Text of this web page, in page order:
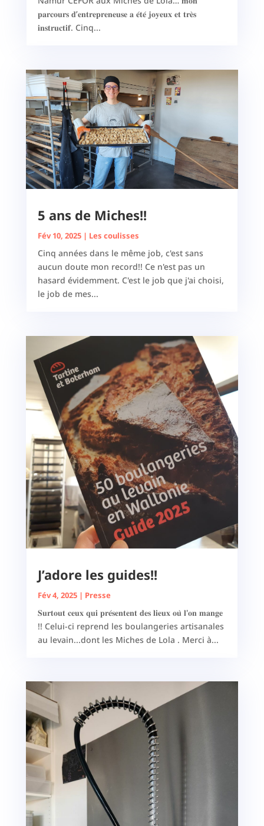
𝐩𝐚𝐫𝐜𝐨𝐮𝐫𝐬 𝐝’𝐞𝐧𝐭𝐫𝐞𝐩𝐫𝐞𝐧𝐞𝐮𝐬𝐞 𝐚 𝐞́𝐭𝐞́ 𝐣𝐨𝐲𝐞𝐮𝐱 𝐞𝐭 𝐭𝐫𝐞̀𝐬
𝐢𝐧𝐬𝐭𝐫𝐮𝐜𝐭𝐢𝐟. Cinq...
5 ans de Miches!!
Fév 10, 2025| Les coulisses
Cinq années dans le même job, c'est sans
aucun doute mon record!! Ce n'est pas un
hasard évidemment. C'est le job que j'ai choisi,
le job de mes...
J’adore les guides!!
Fév 4, 2025| Presse
𝐒𝐮𝐫𝐭𝐨𝐮𝐭 𝐜𝐞𝐮𝐱 𝐪𝐮𝐢 𝐩𝐫𝐞́𝐬𝐞𝐧𝐭𝐞𝐧𝐭 𝐝𝐞𝐬 𝐥𝐢𝐞𝐮𝐱 𝐨𝐮̀ 𝐥'𝐨𝐧 𝐦𝐚𝐧𝐠𝐞
!! Celui-ci reprend les boulangeries artisanales
au levain...dont les Miches de Lola . Merci à...